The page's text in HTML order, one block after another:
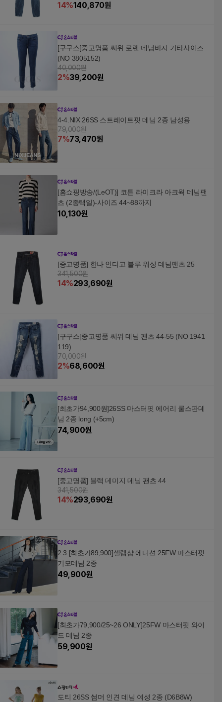
14%140,870원
[구구스]중고명품 씨위 로렌 데님바지 기타사이즈
(NO 3805152)
40,000원
2%39,200원
4-4.NIX 26SS 스트레이트핏 데님 2종 남성용
79,000원
7%73,470원
[홈쇼핑방송/(LeOT)] 코튼 라이크라 아크웍 데님팬
츠 (2종택일)-사이즈 44~88까지
10,130원
[중고명품] 한나 인디고 블루 워싱 데님팬츠 25
341,500원
14%293,690원
[구구스]중고명품 씨위 데님 팬츠 44-55 (NO 1941
119)
70,000원
2%68,600원
[최초가94,900원]26SS 마스터핏 에어리 쿨스판데
님 2종 long (+5cm)
74,900원
[중고명품] 블랙 데미지 데님 팬츠 44
341,500원
14%293,690원
2.3 [최초가89,900]셀렙샵 에디션 25FW 마스터핏
기모데님 2종
49,900원
[최초가79,900/25~26 ONLY]25FW 마스터핏 와이
드 데님 2종
59,900원
도티 26SS 썸머 인견 데님 여성 2종 (D6B8W)